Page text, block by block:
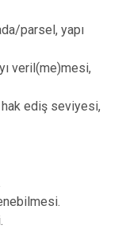
parsel, yapı
veril(me)mesi,
hak ediş seviyesi,